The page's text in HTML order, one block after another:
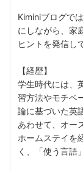
Kiminiブログで
にしながら、家
ヒントを発信し
【経歴】
学生時代には、
習方法やモチベ
論に基づいた英
あわせて、オー
ホームステイを
く、「使う言語